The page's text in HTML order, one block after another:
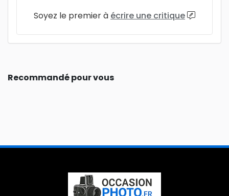
Soyez le premier à écrire une critique
Recommandé pour vous